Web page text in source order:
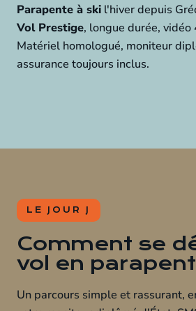
Parapente à ski l'hiver depuis
Vol Prestige, longue durée, vidéo
Matériel homologué, moniteur
assurance toujours inclus.
LE JOUR J
Comment se
vol en
Un parcours simple et rassurant,